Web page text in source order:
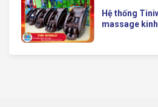
Hệ thống
massage